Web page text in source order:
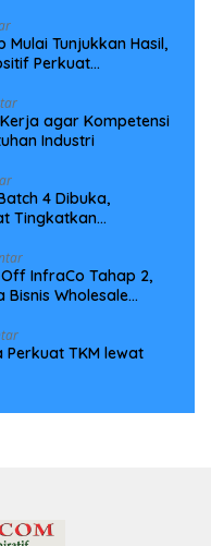
Tunjukkan Hasil,
Perkuat
agar Kompetensi
Industri
4 Dibuka,
Tingkatkan
InfraCo Tahap 2,
Wholesale
TKM lewat